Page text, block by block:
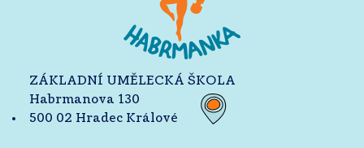
ZÁKLADNÍ UMĚLECKÁ ŠKOLA
Habrmanova 130
500 02 Hradec Králové